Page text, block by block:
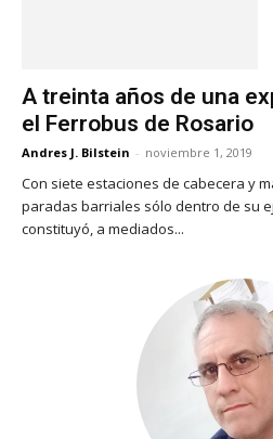
A treinta años de una
el Ferrobus de Rosario
Andres J. Bilstein - noviembre 1, 2019
Con siete estaciones de cabecera y
paradas barriales sólo dentro de su
constituyó, a mediados...